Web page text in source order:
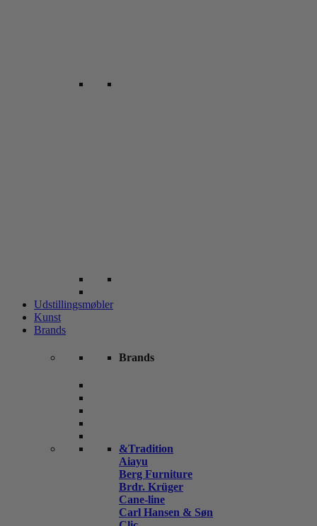
Udstillingsmøbler
Kunst
Brands
Brands
&Tradition
Aiayu
Berg Furniture
Brdr. Krüger
Cane-line
Carl Hansen & Søn